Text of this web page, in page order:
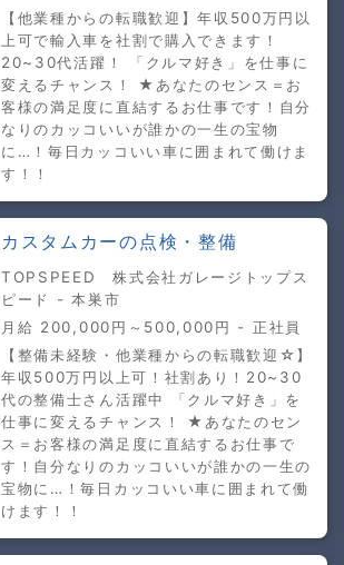
【他業種からの転職歓迎】年収500万円以
上可で輸入車を社割で購入できます！
20~30代活躍！ 「クルマ好き」を仕事に
変えるチャンス！ ★あなたのセンス＝お
客様の満足度に直結するお仕事です！自分
なりのカッコいいが誰かの一生の宝物
に…！毎日カッコいい車に囲まれて働けま
す！！
カスタムカーの点検・整備
TOPSPEED 株式会社ガレージトップス
ピード - 本巣市
月給 200,000円～500,000円 - 正社員
【整備未経験・他業種からの転職歓迎☆】
年収500万円以上可！社割あり！20~30
代の整備士さん活躍中 「クルマ好き」を
仕事に変えるチャンス！ ★あなたのセン
ス＝お客様の満足度に直結するお仕事で
す！自分なりのカッコいいが誰かの一生の
宝物に…！毎日カッコいい車に囲まれて働
けます！！